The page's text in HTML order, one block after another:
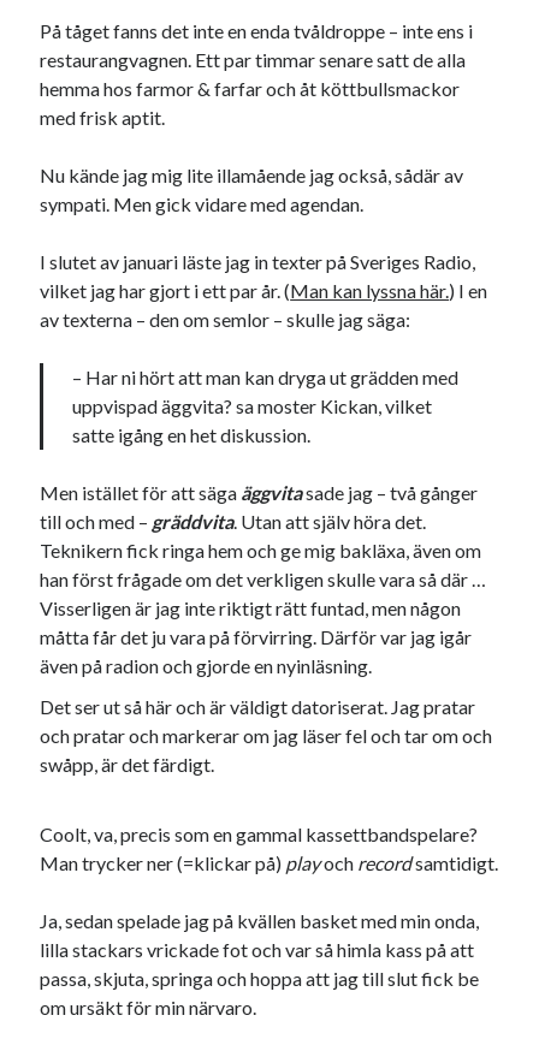
På tåget fanns det inte en enda tvåldroppe – inte ens i
restaurangvagnen. Ett par timmar senare satt de alla
hemma hos farmor & farfar och åt köttbullsmackor
med frisk aptit.
Nu kände jag mig lite illamående jag också, sådär av
sympati. Men gick vidare med agendan.
I slutet av januari läste jag in texter på Sveriges Radio,
vilket jag har gjort i ett par år. (Man kan lyssna här.) I en
av texterna – den om semlor – skulle jag säga:
– Har ni hört att man kan dryga ut grädden med
uppvispad äggvita? sa moster Kickan, vilket
satte igång en het diskussion.
Men istället för att säga äggvitasade jag – två gånger
till och med – gräddvita. Utan att själv höra det.
Teknikern fick ringa hem och ge mig bakläxa, även om
han först frågade om det verkligen skulle vara så där …
Visserligen är jag inte riktigt rätt funtad, men någon
måtta får det ju vara på förvirring. Därför var jag igår
även på radion och gjorde en nyinläsning.
Det ser ut så här och är väldigt datoriserat. Jag pratar
och pratar och markerar om jag läser fel och tar om och
swåpp, är det färdigt.
Coolt, va, precis som en gammal kassettbandspelare?
Man trycker ner (=klickar på) playoch recordsamtidigt.
Ja, sedan spelade jag på kvällen basket med min onda,
lilla stackars vrickade fot och var så himla kass på att
passa, skjuta, springa och hoppa att jag till slut fick be
om ursäkt för min närvaro.